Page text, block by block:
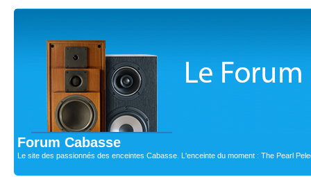
Forum Cabasse
Le site des passionnés des enceintes Cabasse. L'enceinte du moment : The Pearl